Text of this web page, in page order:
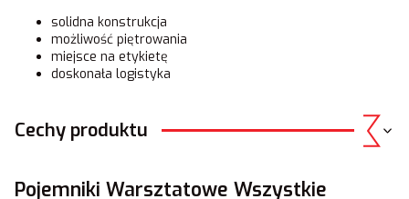
solidna konstrukcja
możliwość piętrowania
miejsce na etykietę
doskonała logistyka
Cechy produktu
Pojemniki Warsztatowe Wszystkie